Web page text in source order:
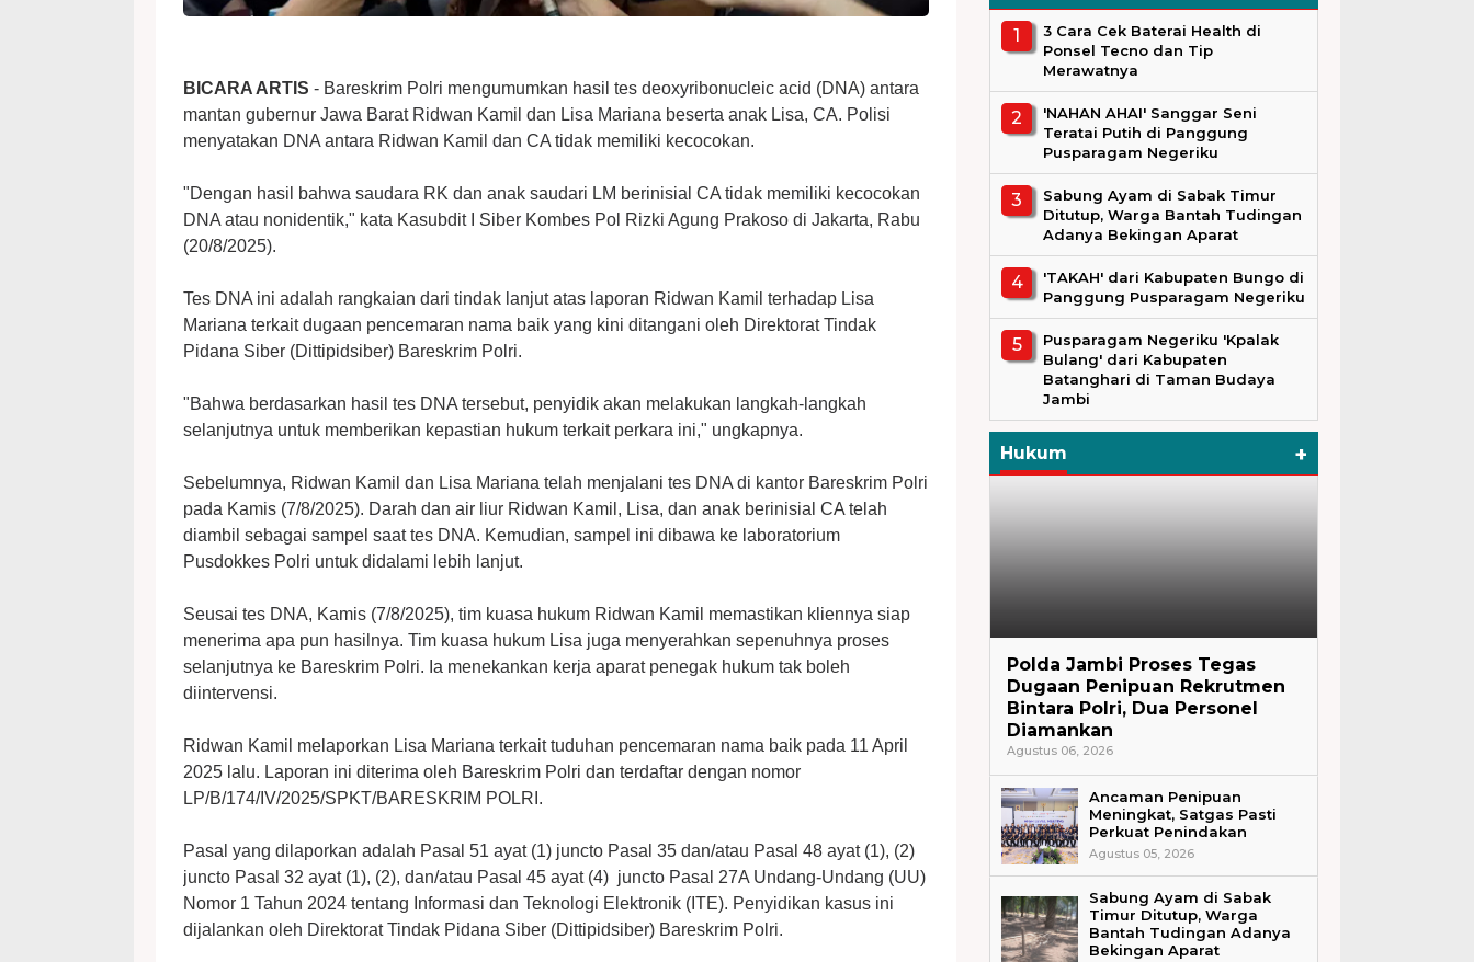
BICARA ARTIS - Bareskrim Polri mengumumkan hasil tes deoxyribonucleic acid (DNA) antara
mantan gubernur Jawa Barat Ridwan Kamil dan Lisa Mariana beserta anak Lisa, CA. Polisi
menyatakan DNA antara Ridwan Kamil dan CA tidak memiliki kecocokan.
"Dengan hasil bahwa saudara RK dan anak saudari LM berinisial CA tidak memiliki kecocokan
DNA atau nonidentik," kata Kasubdit I Siber Kombes Pol Rizki Agung Prakoso di Jakarta, Rabu
(20/8/2025).
Tes DNA ini adalah rangkaian dari tindak lanjut atas laporan Ridwan Kamil terhadap Lisa
Mariana terkait dugaan pencemaran nama baik yang kini ditangani oleh Direktorat Tindak
Pidana Siber (Dittipidsiber) Bareskrim Polri.
"Bahwa berdasarkan hasil tes DNA tersebut, penyidik akan melakukan langkah-langkah
selanjutnya untuk memberikan kepastian hukum terkait perkara ini," ungkapnya.
Sebelumnya, Ridwan Kamil dan Lisa Mariana telah menjalani tes DNA di kantor Bareskrim Polri
pada Kamis (7/8/2025). Darah dan air liur Ridwan Kamil, Lisa, dan anak berinisial CA telah
diambil sebagai sampel saat tes DNA. Kemudian, sampel ini dibawa ke laboratorium
Pusdokkes Polri untuk didalami lebih lanjut.
Seusai tes DNA, Kamis (7/8/2025), tim kuasa hukum Ridwan Kamil memastikan kliennya siap
menerima apa pun hasilnya. Tim kuasa hukum Lisa juga menyerahkan sepenuhnya proses
selanjutnya ke Bareskrim Polri. Ia menekankan kerja aparat penegak hukum tak boleh
diintervensi.
Ridwan Kamil melaporkan Lisa Mariana terkait tuduhan pencemaran nama baik pada 11 April
2025 lalu. Laporan ini diterima oleh Bareskrim Polri dan terdaftar dengan nomor
LP/B/174/IV/2025/SPKT/BARESKRIM POLRI.
Pasal yang dilaporkan adalah Pasal 51 ayat (1) juncto Pasal 35 dan/atau Pasal 48 ayat (1), (2)
juncto Pasal 32 ayat (1), (2), dan/atau Pasal 45 ayat (4) juncto Pasal 27A Undang-Undang (UU)
Nomor 1 Tahun 2024 tentang Informasi dan Teknologi Elektronik (ITE). Penyidikan kasus ini
dijalankan oleh Direktorat Tindak Pidana Siber (Dittipidsiber) Bareskrim Polri.
3 Cara Cek Baterai Health di
Ponsel Tecno dan Tip
Merawatnya
'NAHAN AHAI' Sanggar Seni
Teratai Putih di Panggung
Pusparagam Negeriku
Sabung Ayam di Sabak Timur
Ditutup, Warga Bantah Tudingan
Adanya Bekingan Aparat
'TAKAH' dari Kabupaten Bungo di
Panggung Pusparagam Negeriku
Pusparagam Negeriku 'Kpalak
Bulang' dari Kabupaten
Batanghari di Taman Budaya
Jambi
Hukum +
Polda Jambi Proses Tegas
Dugaan Penipuan Rekrutmen
Bintara Polri, Dua Personel
Diamankan
Agustus 06, 2026
Ancaman Penipuan
Meningkat, Satgas Pasti
Perkuat Penindakan
Agustus 05, 2026
Sabung Ayam di Sabak
Timur Ditutup, Warga
Bantah Tudingan Adanya
Bekingan Aparat